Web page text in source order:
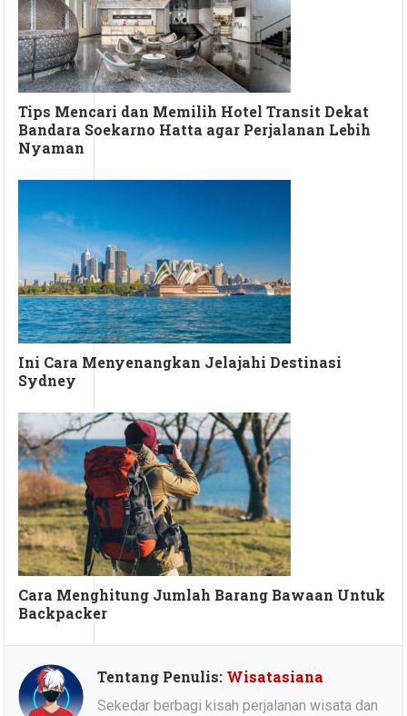
Tips Mencari dan Memilih Hotel Transit Dekat
Bandara Soekarno Hatta agar Perjalanan Lebih
Nyaman
Ini Cara Menyenangkan Jelajahi Destinasi
Sydney
Cara Menghitung Jumlah Barang Bawaan Untuk
Backpacker
Tentang Penulis: Wisatasiana
Sekedar berbagi kisah perjalanan wisata dan